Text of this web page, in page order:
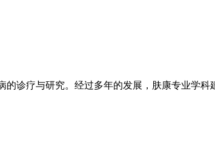
诊疗与研究。经过多年的发展，肤康专业学科